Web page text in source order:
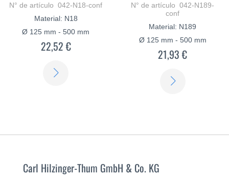
N° de artículo 042-N18-conf
Material: N18
Ø 125 mm - 500 mm
22,52 €
N° de artículo 042-N189-
conf
Material: N189
Ø 125 mm - 500 mm
21,93 €
Carl Hilzinger-Thum GmbH & Co. KG